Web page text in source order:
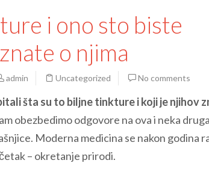
i ono sto biste
o njima
admin Uncategorized No comments
šta su to biljne tinkture i koji je njihov
obezbedimo odgovore na ova i neka
Moderna medicina se nakon godina
– okretanje prirodi.